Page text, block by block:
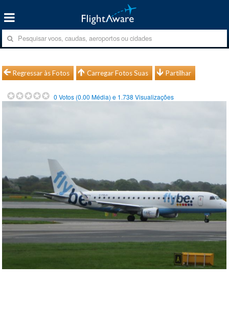
Regressar às Fotos Carregar Fotos Suas Partilhar
0 Votos (0.00 Média) e 1.738 Visualizações